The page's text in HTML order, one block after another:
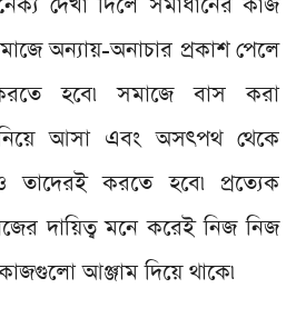
অন্যায়-অনাচার প্রকাশ পেলে
হবে৷ সমাজে বাস করা
আসা এবং অসৎপথ থেকে
তাদেরই করতে হবে৷ প্রত্যেক
দায়িত্ব মনে করেই নিজ নিজ
আঞ্জাম দিয়ে থাকে৷